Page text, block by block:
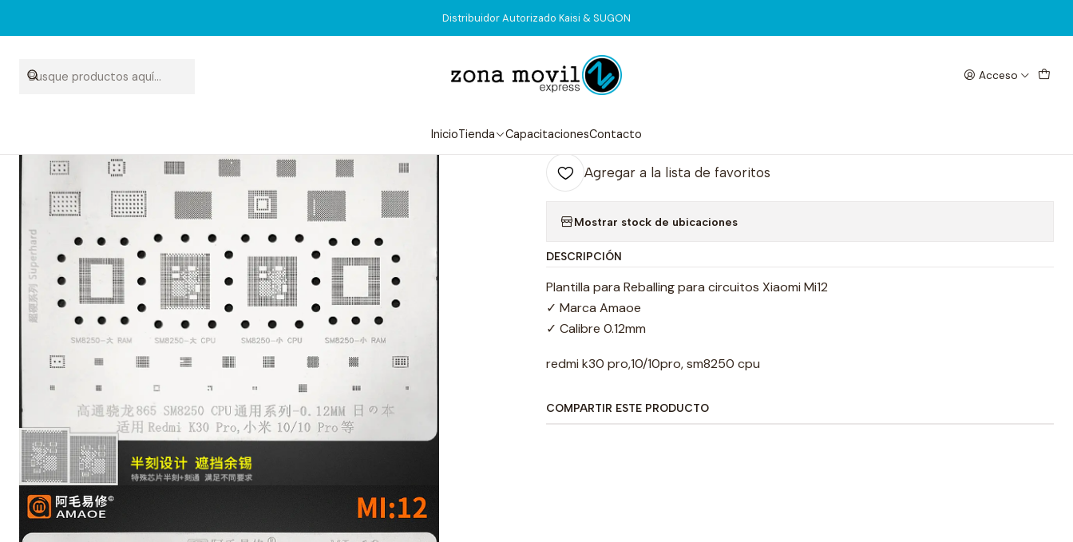
Acceso
InicioTienda CapacitacionesContacto
Distribuidor Autorizado Kaisi & SUGON
Tienda Stencil Stencil Amaoe Xiaomi Mi12
|
Stencil Amaoe Xiaomi Mi12
Cantidad
Agregar a la lista de favoritos
Mostrar stock de ubicaciones
DESCRIPCIÓN
Plantilla para Reballing para circuitos Xiaomi Mi12
✓ Marca Amaoe
✓ Calibre 0.12mm
redmi k30 pro,10/10pro, sm8250 cpu
COMPARTIR ESTE PRODUCTO